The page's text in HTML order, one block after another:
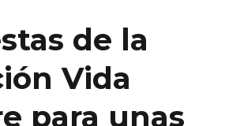
de la
Vida
para unas